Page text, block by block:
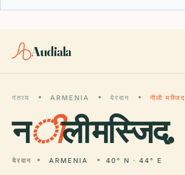
Audiala
गंतव्य ARMENIA येरवान नीली मस्जिद
नीली मस्जिद.
येरवान ARMENIA 40° N · 44° E